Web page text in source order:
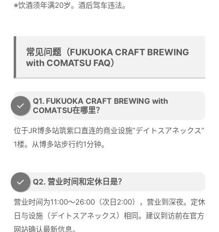
※饮酒须年满20岁。酒后驾车违法。
常见问题（FUKUOKA CRAFT BREWING
with COMATSU FAQ）
Q1. FUKUOKA CRAFT BREWING with
COMATSU在哪里？
位于JR博多站筑紫口直连的商业设施”デイトスアネックス”
1楼。从博多站步行约1分钟。
Q2. 营业时间和定休日是？
营业时间为11:00〜26:00（次日2:00），营业到深夜。定休
日与设施（デイトスアネックス）相同。建议到访前在官方
网站确认最新信息。